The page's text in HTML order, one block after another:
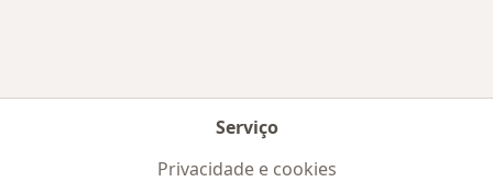
Serviço
Privacidade e cookies